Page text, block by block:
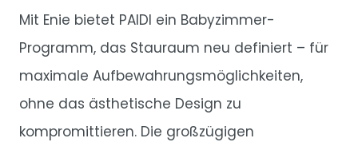
Mit Enie bietet PAIDI ein Babyzimmer-
Programm, das Stauraum neu definiert – für
maximale Aufbewahrungsmöglichkeiten,
ohne das ästhetische Design zu
kompromittieren. Die großzügigen